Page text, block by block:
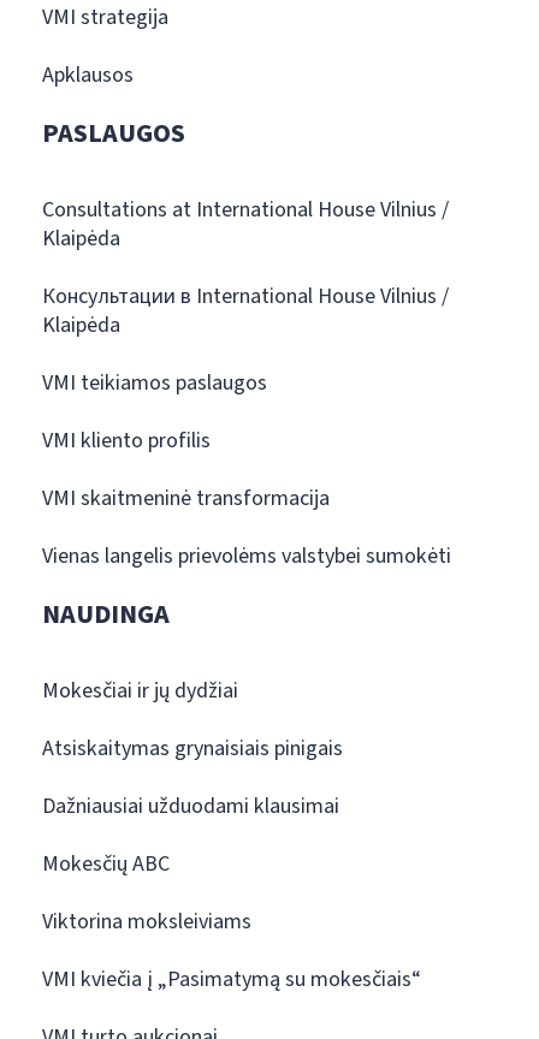
VMI strategija
Apklausos
PASLAUGOS
Consultations at International House Vilnius /
Klaipėda
Консультации в International House Vilnius /
Klaipėda
VMI teikiamos paslaugos
VMI kliento profilis
VMI skaitmeninė transformacija
Vienas langelis prievolėms valstybei sumokėti
NAUDINGA
Mokesčiai ir jų dydžiai
Atsiskaitymas grynaisiais pinigais
Dažniausiai užduodami klausimai
Mokesčių ABC
Viktorina moksleiviams
VMI kviečia į „Pasimatymą su mokesčiais“